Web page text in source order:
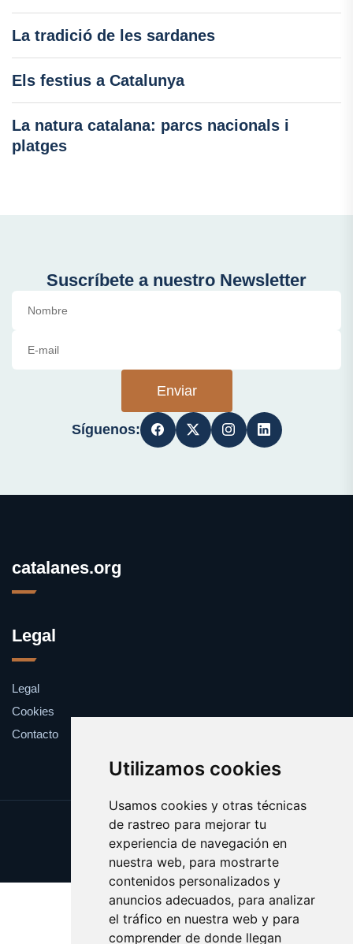
Utilizamos cookies
Usamos cookies y otras técnicas
de rastreo para mejorar tu
experiencia de navegación en
nuestra web, para mostrarte
contenidos personalizados y
anuncios adecuados, para analizar
el tráfico en nuestra web y para
comprender de donde llegan
La tradició de les sardanes
Els festius a Catalunya
La natura catalana: parcs nacionals i
platges
Suscríbete a nuestro Newsletter
Enviar
Síguenos:
catalanes.org
Legal
Legal
Cookies
Contacto
Update cookies preferences
Copyright © 2025 catalanes.org